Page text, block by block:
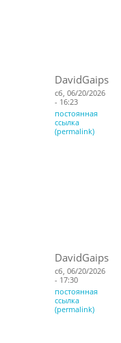
DavidGaips
сб, 06/20/2026
- 16:23
постоянная
ссылка
(permalink)
DavidGaips
сб, 06/20/2026
- 17:30
постоянная
ссылка
(permalink)